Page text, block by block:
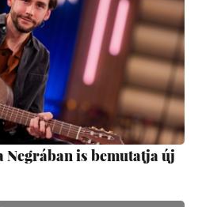
Negrában is bemutatja új